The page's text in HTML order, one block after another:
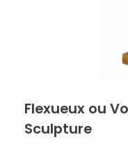
Flexueux ou
Sculpture